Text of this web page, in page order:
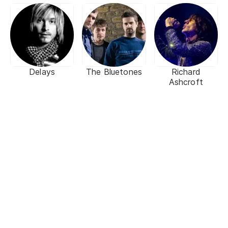
Delays The Bluetones
Richard
Ashcroft